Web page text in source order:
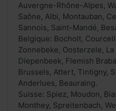
Auvergne-Rhône-Alpes,
Saône, Albi, Montauban,
Sannois, Saint-Mandé,
Belgique: Bocholt,
Zonnebeke, Oosterzele,
Diepenbeek, Flemish
Brussels, Attert, Tintigny,
Anderlues, Beauraing.
Suisse: Spiez, Moudon,
Monthey, Spreitenbach,